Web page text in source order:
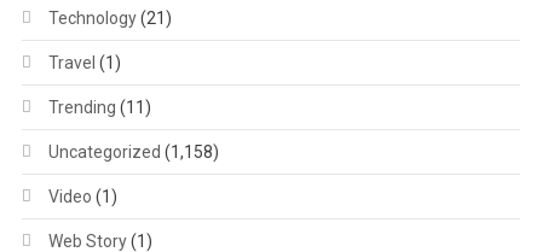
Technology(21)
Travel (1)
Trending (11)
Uncategorized (1,158)
Video (1)
Web Story(1)